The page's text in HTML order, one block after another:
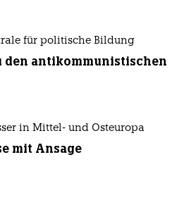
für politische Bildung
den antikommunistischen
in Mittel- und Osteuropa
mit Ansage